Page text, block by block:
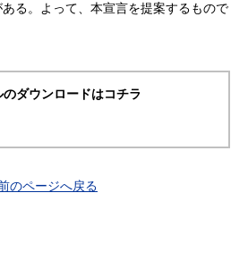
る。よって、本宣言を提案するもので
のダウンロードはコチラ
のページへ戻る